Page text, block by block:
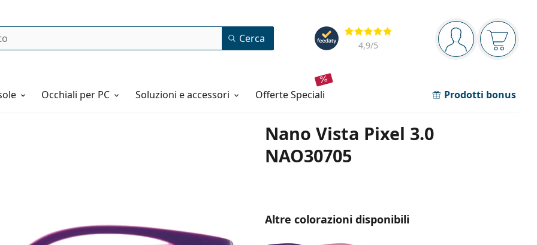
Barra di navigazione
sei connesso
Il
Valutazione
4,9/5
Cerca
Occhiali per PC Soluzioni e accessori offerte speciali Prodotti bonus
Nano Vista Pixel 3.0
NAO30705
Altre colorazioni disponibili